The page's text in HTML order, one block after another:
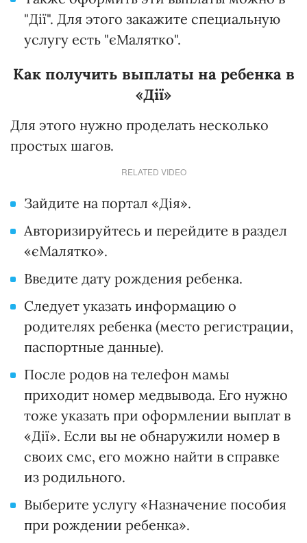
"Дії". Для этого закажите специальную
услугу есть "єМалятко".
Как получить выплаты на ребенка в
«Дії»
Для этого нужно проделать несколько
простых шагов.
RELATED VIDEO
Зайдите на портал «Дія».
Авторизируйтесь и перейдите в раздел
«єМалятко».
Введите дату рождения ребенка.
Следует указать информацию о
родителях ребенка (место регистрации,
паспортные данные).
После родов на телефон мамы
приходит номер медвывода. Его нужно
тоже указать при оформлении выплат в
«Дії». Если вы не обнаружили номер в
своих смс, его можно найти в справке
из родильного.
Выберите услугу «Назначение пособия
при рождении ребенка».